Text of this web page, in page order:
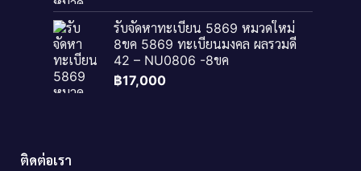
รับจัดหาทะเบียน 5869 หมวดใหม่
8ขค 5869 ทะเบียนมงคล ผลรวมดี
42 – NU0806 -8ขค
฿17,000
ติดต่อเรา